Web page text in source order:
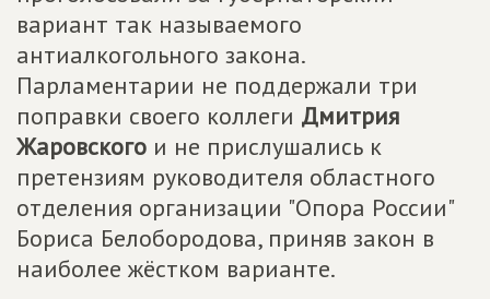
вариант так называемого
антиалкогольного закона.
Парламентарии не поддержали три
поправки своего коллеги Дмитрия
Жаровского и не прислушались к
претензиям руководителя областного
отделения организации "Опора России"
Бориса Белобородова, приняв закон в
наиболее жёстком варианте.